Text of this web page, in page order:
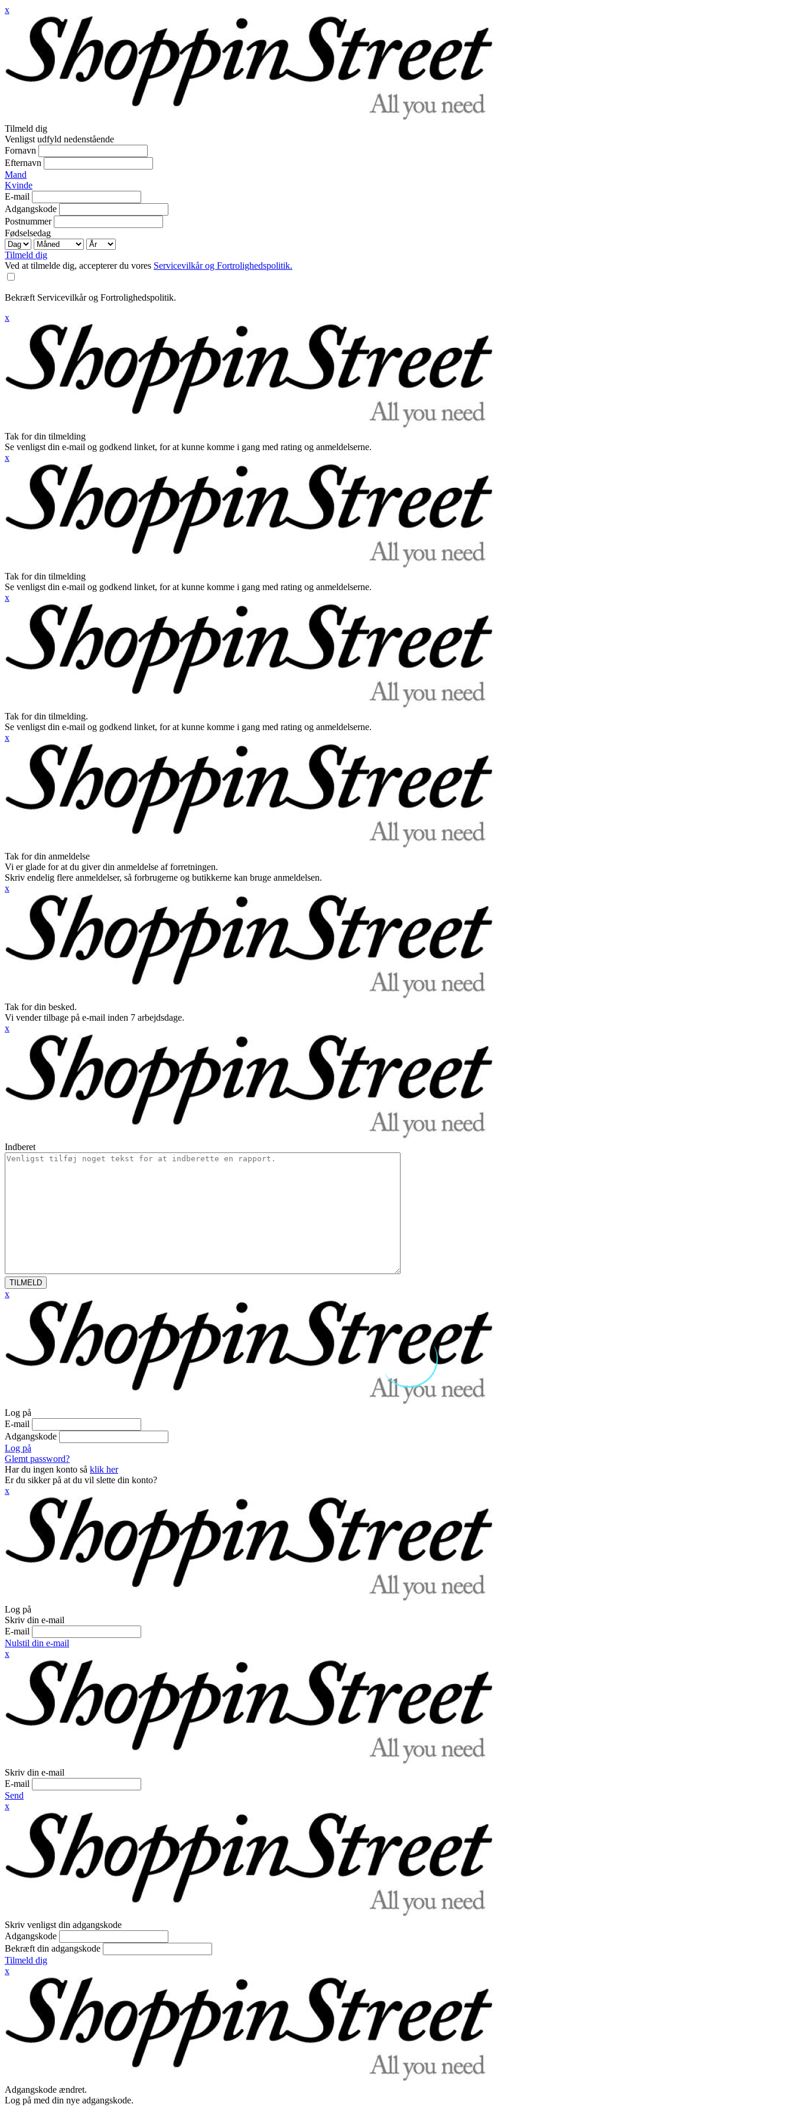
x
Tilmeld dig
Venligst udfyld nedenstående
Fornavn
Efternavn
Mand
Kvinde
E-mail
Adgangskode
Postnummer
Fødselsedag
Tilmeld dig
Ved at tilmelde dig, accepterer du vores Servicevilkår og Fortrolighedspolitik.
Bekræft Servicevilkår og Fortrolighedspolitik.
x
Tak for din tilmelding
Se venligst din e-mail og godkend linket, for at kunne komme i gang med rating og anmeldelserne.
x
Tak for din tilmelding
Se venligst din e-mail og godkend linket, for at kunne komme i gang med rating og anmeldelserne.
x
Tak for din tilmelding.
Se venligst din e-mail og godkend linket, for at kunne komme i gang med rating og anmeldelserne.
x
Tak for din anmeldelse
Vi er glade for at du giver din anmeldelse af forretningen.
Skriv endelig flere anmeldelser, så forbrugerne og butikkerne kan bruge anmeldelsen.
x
Tak for din besked.
Vi vender tilbage på e-mail inden 7 arbejdsdage.
x
Indberet
TILMELD
x
Log på
E-mail
Adgangskode
Log på
Glemt password?
Har du ingen konto så klik her
Er du sikker på at du vil slette din konto?
x
Log på
Skriv din e-mail
E-mail
Nulstil din e-mail
x
Skriv din e-mail
E-mail
Send
x
Skriv venligst din adgangskode
Adgangskode
Bekræft din adgangskode
Tilmeld dig
x
Adgangskode ændret.
Log på med din nye adgangskode.